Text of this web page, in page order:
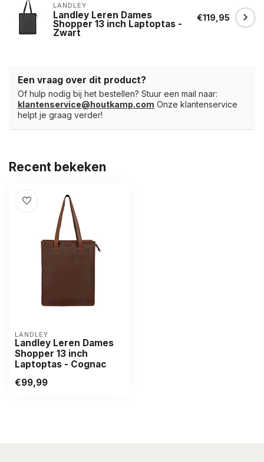
LANDLEY
Landley Leren Dames
Shopper 13 inch Laptoptas -
Zwart
€119,95
Een vraag over dit product?
Of hulp nodig bij het bestellen? Stuur een mail naar:
klantenservice@houtkamp.com Onze klantenservice
helpt je graag verder!
Recent bekeken
LANDLEY
Landley Leren Dames
Shopper 13 inch
Laptoptas - Cognac
€99,99